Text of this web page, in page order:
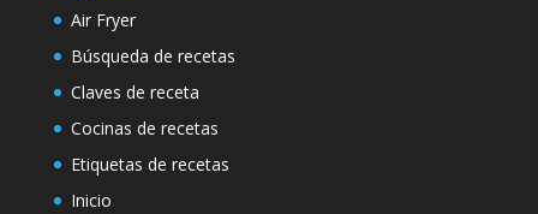
Air Fryer
Búsqueda de recetas
Claves de receta
Cocinas de recetas
Etiquetas de recetas
Inicio